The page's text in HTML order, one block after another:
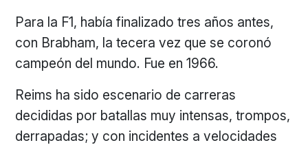
Para la F1, había finalizado tres años antes,
con Brabham, la tecera vez que se coronó
campeón del mundo. Fue en 1966.
Reims ha sido escenario de carreras
decididas por batallas muy intensas, trompos,
derrapadas; y con incidentes a velocidades